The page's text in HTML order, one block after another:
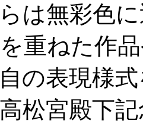
は無彩色
重ねた作
の表現様
松宮殿下